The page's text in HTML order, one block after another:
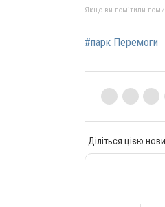
Якщо ви помітили
#парк Перемоги
Діліться цією